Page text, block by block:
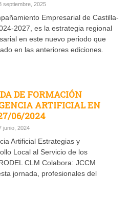
septiembre, 2025
Empresarial de Castilla-
2027, es la estrategia regional
en este nuevo periodo que
en las anteriores ediciones.
DE FORMACIÓN
ARTIFICIAL EN
06/2024
junio, 2024
Artificial Estrategias y
Local al Servicio de los
CLM Colabora: JCCM
jornada, profesionales del